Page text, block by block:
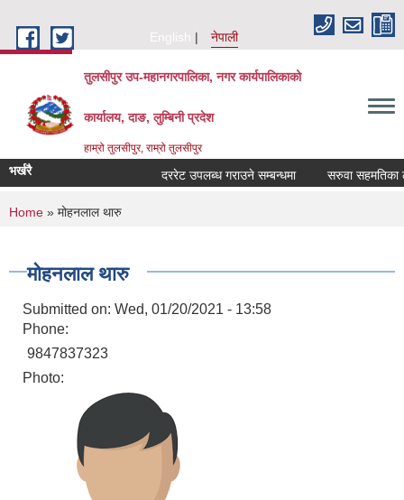
English
नेपाली
तुलसीपुर उप-महानगरपालिका, नगर कार्यपालिकाको
कार्यालय, दाङ, लुम्बिनी प्रदेश
हाम्रो तुलसीपुर, राम्रो तुलसीपुर
भर्खरै दररेट उपलब्ध गराउने सम्बन्धमा सरुवा सहमतिका
You are here
Home » मोहनलाल थारु
मोहनलाल थारु
Submitted on: Wed, 01/20/2021 - 13:58
Phone:
9847837323
Photo: